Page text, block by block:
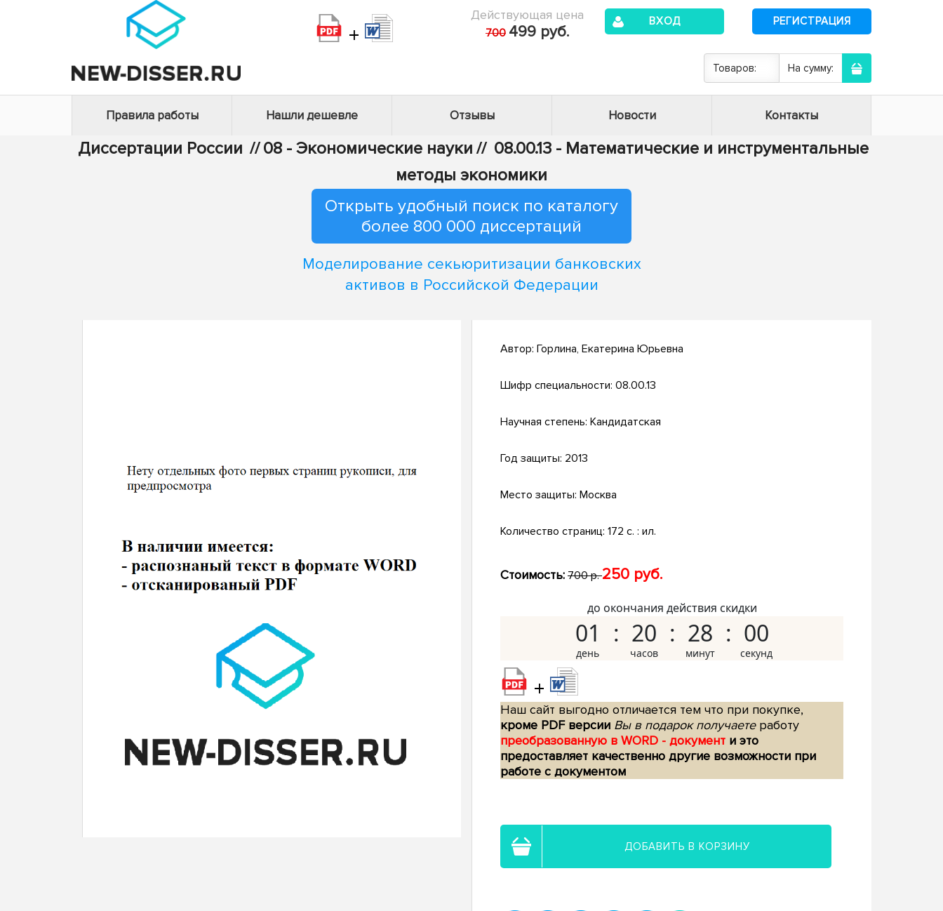
+
Действующая цена
700 499 руб.
ВХОД РЕГИСТРАЦИЯ
Товаров: На сумму:
Правила работы Нашли дешевле Отзывы Новости Контакты
Диссертации России // 08 - Экономические науки // 08.00.13 - Математические и инструментальные
методы экономики
Открыть удобный поиск по каталогу
более 800 000 диссертаций
Моделирование секьюритизации банковских
активов в Российской Федерации
Автор: Горлина, Екатерина Юрьевна
Шифр специальности: 08.00.13
Научная степень: Кандидатская
Год защиты: 2013
Место защиты: Москва
Количество страниц: 172 с. : ил.
Стоимость: 700 р.250 руб.
до окончания действия скидки
01 20 27 59
+
Наш сайт выгодно отличается тем что при покупке,
кроме PDF версии Вы в подарок получаетеработу
преобразованную в WORD - документ и это
предоставляет качественно другие возможности при
работе с документом
ДОБАВИТЬ В КОРЗИНУ